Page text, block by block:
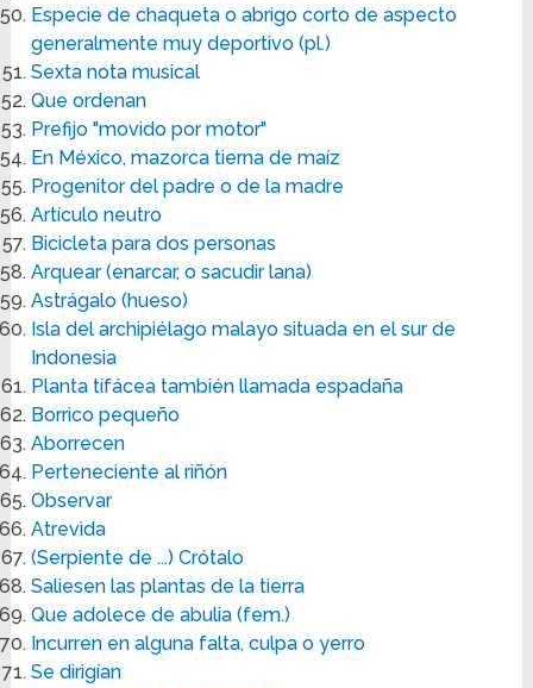
Especie de chaqueta o abrigo corto de aspecto
generalmente muy deportivo (pl.)
Sexta nota musical
Que ordenan
Prefijo "movido por motor"
En México, mazorca tierna de maíz
Progenitor del padre o de la madre
Artículo neutro
Bicicleta para dos personas
Arquear (enarcar, o sacudir lana)
Astrágalo (hueso)
Isla del archipiélago malayo situada en el sur de
Indonesia
Planta tifácea también llamada espadaña
Borrico pequeño
Aborrecen
Perteneciente al riñón
Observar
Atrevida
(Serpiente de ...) Crótalo
Saliesen las plantas de la tierra
Que adolece de abulia (fem.)
Incurren en alguna falta, culpa o yerro
Se dirigían